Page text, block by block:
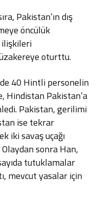
Pakistan’ın dış
öncülük
oturttu.
40 Hintli personelin
Hindistan Pakistan’a
Pakistan, gerilimi
ise tekrar
iki savaş uçağı
sonra Han,
tutuklamalar
mevcut yasalar için